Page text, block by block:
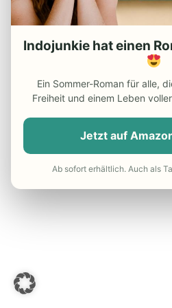
Test Page Widgets
Indojunkie hat einen
Ein Sommer-Roman für alle,
Freiheit und einem Leben
Jetzt auf
Ab sofort erhältlich. Auch als